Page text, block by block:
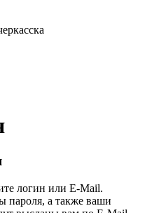
логин или E-Mail.
пароля, а также ваши